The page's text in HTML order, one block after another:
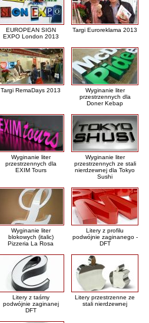
EUROPEAN SIGN
EXPO London 2013
Targi Euroreklama 2013
Targi RemaDays 2013
Wyginanie liter
przestrzennych dla
Doner Kebap
Wyginanie liter
przestrzennych dla
EXIM Tours
Wyginanie liter
przestrzennych ze stali
nierdzewnej dla Tokyo
Sushi
Wyginanie liter
blokowych (italic)
Pizzeria La Rosa
Litery z profilu
podwójnie zaginanego -
DFT
Litery z taśmy
podwójnie zaginanej
DFT
Litery przestrzenne ze
stali nierdzewnej